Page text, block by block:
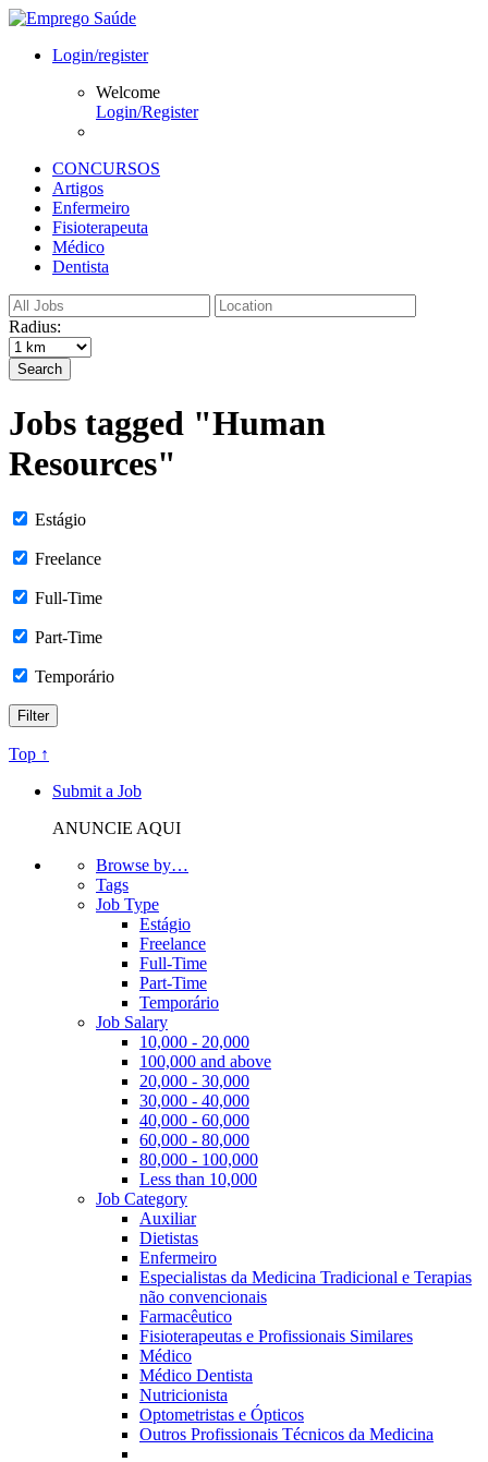
Login/register
Welcome
Login/Register
CONCURSOS
Artigos
Enfermeiro
Fisioterapeuta
Médico
Dentista
Radius:
Search
Jobs tagged "Human
Resources"
Estágio
Freelance
Full-Time
Part-Time
Temporário
Top ↑
Submit a Job
ANUNCIE AQUI
Browse by…
Tags
Job Type
Estágio
Freelance
Full-Time
Part-Time
Temporário
Job Salary
10,000 - 20,000
100,000 and above
20,000 - 30,000
30,000 - 40,000
40,000 - 60,000
60,000 - 80,000
80,000 - 100,000
Less than 10,000
Job Category
Auxiliar
Dietistas
Enfermeiro
Especialistas da Medicina Tradicional e Terapias
não convencionais
Farmacêutico
Fisioterapeutas e Profissionais Similares
Médico
Médico Dentista
Nutricionista
Optometristas e Ópticos
Outros Profissionais Técnicos da Medicina